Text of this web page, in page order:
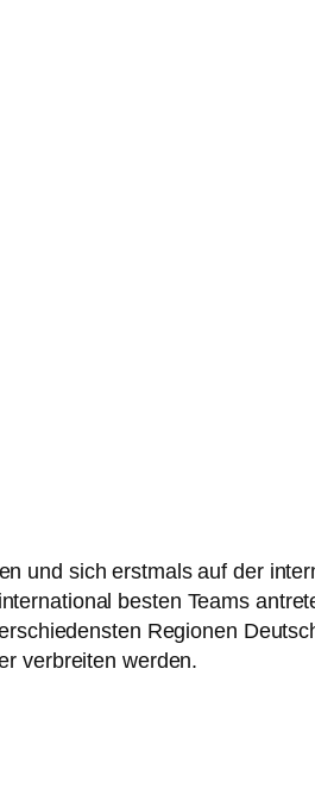
und sich erstmals auf der
besten Teams
Regionen
verbreiten werden.